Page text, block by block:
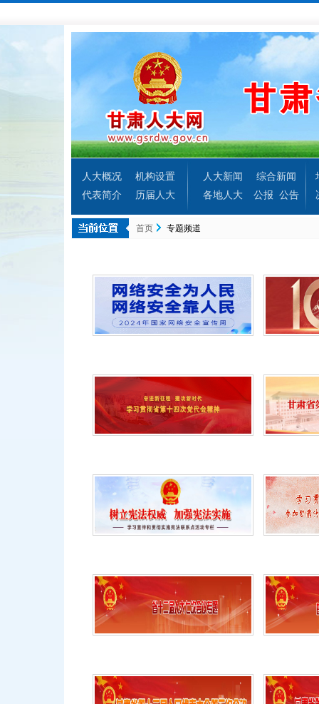
人大概况
机构设置
代表简介
历届人大
人大新闻
综合新闻
各地人大
公报 公告
首页 专题频道